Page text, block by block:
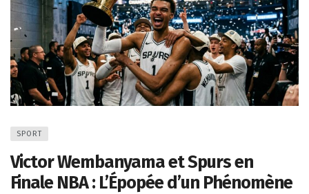
SPORT
Victor Wembanyama et Spurs en
Finale NBA : L’Épopée d’un Phénomène